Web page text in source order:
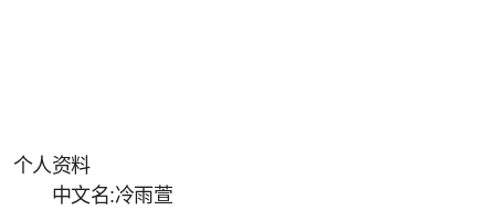
个人资料
中文名:冷雨萱